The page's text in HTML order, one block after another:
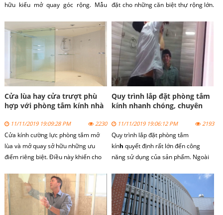
hữu kiểu mở quay góc rộng. Mẫu
tại nhiều công trình dân dụng khác
nhau. Lý do là vì dòng sản phẩm có
kết cấu tiện dụng với giá bán rất rẻ.
đặt cho những căn biệt thự rộng lớn.
chỉ mang vẻ chắc chắn từ kính mà
còn đẹp đến từ thiết kế.
Cửa lùa hay cửa trượt phù
hợp với phòng tắm kính nhà
11/11/2019 19:09:28 PM 2230
Cửa kính cường lực phòng tắm mở
lùa và mở quay sở hữu những ưu
điểm riêng biệt. Điều này khiến cho
nên lắp đặt dòng sản phẩm nào. Để
tìm được câu trả lời cho mình, bạn
cần căn cứ vào nhiều yếu tố khác
nhau.
Quy trình lắp đặt phòng tắm
kính nhanh chóng, chuyên
11/11/2019 19:06:12 PM 2193
Quy trình lắp đặt phòng tắm
kính quyết định rất lớn đến công
năng sử dụng của sản phẩm. Ngoài
tiếp đến vẻ đẹp thẩm mỹ của không
gian lắp đặt. Chính vì vậy bạn cần
tuân thủ nghiêm ngặt các bước thi
công phòng tắm kính chuyên nghiệp.